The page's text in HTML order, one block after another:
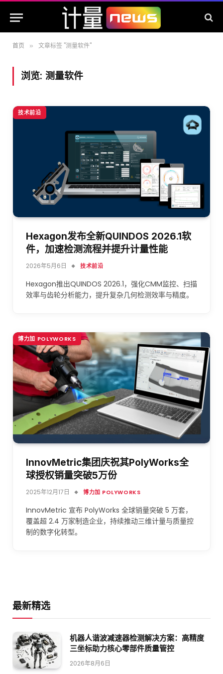
首页 » 文章标签 "测量软件"
浏览: 测量软件
技术前沿
Hexagon发布全新QUINDOS 2026.1软
件，加速检测流程并提升计量性能
2026年5月6日 技术前沿
Hexagon推出QUINDOS 2026.1，强化CMM监控、扫描
效率与齿轮分析能力，提升复杂几何检测效率与精度。
博力加 POLYWORKS
InnovMetric集团庆祝其PolyWorks全
球授权销量突破5万份
2025年12月17日 博力加 POLYWORKS
InnovMetric 宣布 PolyWorks 全球销量突破 5 万套，
覆盖超 2.4 万家制造企业，持续推动三维计量与质量控
制的数字化转型。
最新精选
机器人谐波减速器检测解决方案：高精度
三坐标助力核心零部件质量管控
2026年8月6日